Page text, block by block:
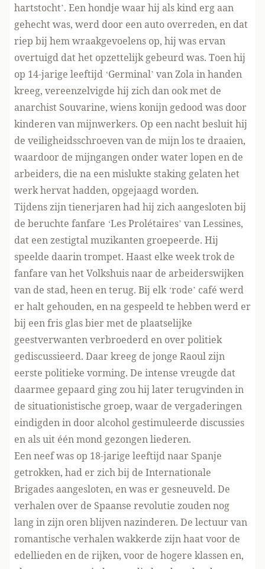
hartstocht’. Een hondje waar hij als kind erg aan
gehecht was, werd door een auto overreden, en dat
riep bij hem wraakgevoelens op, hij was ervan
overtuigd dat het opzettelijk gebeurd was. Toen hij
op 14-jarige leeftijd ‘Germinal’ van Zola in handen
kreeg, vereenzelvigde hij zich dan ook met de
anarchist Souvarine, wiens konijn gedood was door
kinderen van mijnwerkers. Op een nacht besluit hij
de veiligheidsschroeven van de mijn los te draaien,
waardoor de mijngangen onder water lopen en de
arbeiders, die na een mislukte staking gelaten het
werk hervat hadden, opgejaagd worden.
Tijdens zijn tienerjaren had hij zich aangesloten bij
de beruchte fanfare ‘Les Prolétaires’ van Lessines,
dat een zestigtal muzikanten groepeerde. Hij
speelde daarin trompet. Haast elke week trok de
fanfare van het Volkshuis naar de arbeiderswijken
van de stad, heen en terug. Bij elk ‘rode’ café werd
er halt gehouden, en na gespeeld te hebben werd er
bij een fris glas bier met de plaatselijke
geestverwanten verbroederd en over politiek
gediscussieerd. Daar kreeg de jonge Raoul zijn
eerste politieke vorming. De intense vreugde dat
daarmee gepaard ging zou hij later terugvinden in
de situationistische groep, waar de vergaderingen
eindigden in door alcohol gestimuleerde discussies
en als uit één mond gezongen liederen.
Een neef was op 18-jarige leeftijd naar Spanje
getrokken, had er zich bij de Internationale
Brigades aangesloten, en was er gesneuveld. De
verhalen over de Spaanse revolutie zouden nog
lang in zijn oren blijven nazinderen. De lectuur van
romantische verhalen wakkerde zijn haat voor de
edellieden en de rijken, voor de hogere klassen en,